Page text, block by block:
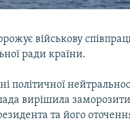
військову
ради країни.
політичної
вирішила
та його